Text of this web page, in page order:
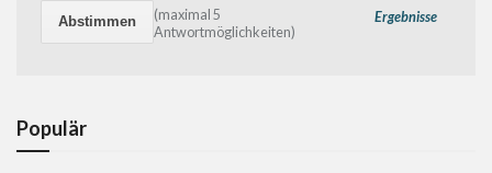
Ergebnisse
(maximal 5
Antwortmöglichkeiten)
Populär